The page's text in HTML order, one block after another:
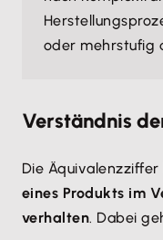
oder mehrstufig
Verständnis
Die
eines Produkts im
verhalten. Dabei